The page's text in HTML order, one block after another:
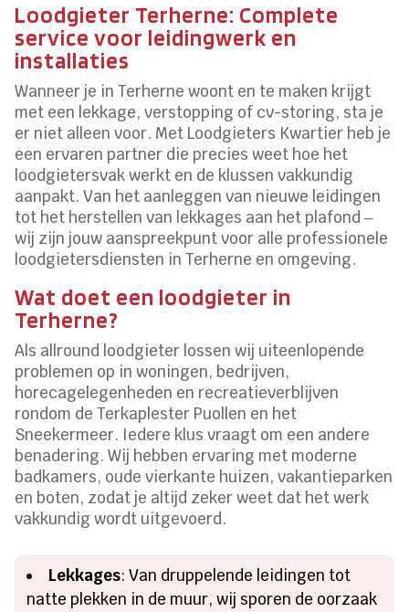
Loodgieter Terherne: Complete
service voor leidingwerk en
installaties
Wanneer je in Terherne woont en te maken krijgt
met een lekkage, verstopping of cv-storing, sta je
er niet alleen voor. Met Loodgieters Kwartier heb je
een ervaren partner die precies weet hoe het
loodgietersvak werkt en de klussen vakkundig
aanpakt. Van het aanleggen van nieuwe leidingen
tot het herstellen van lekkages aan het plafond ‒
wij zijn jouw aanspreekpunt voor alle professionele
loodgietersdiensten in Terherne en omgeving.
Wat doet een loodgieter in
Terherne?
Als allround loodgieter lossen wij uiteenlopende
problemen op in woningen, bedrijven,
horecagelegenheden en recreatieverblijven
rondom de Terkaplester Puollen en het
Sneekermeer. Iedere klus vraagt om een andere
benadering. Wij hebben ervaring met moderne
badkamers, oude vierkante huizen, vakantieparken
en boten, zodat je altijd zeker weet dat het werk
vakkundig wordt uitgevoerd.
Lekkages: Van druppelende leidingen tot
natte plekken in de muur, wij sporen de oorzaak